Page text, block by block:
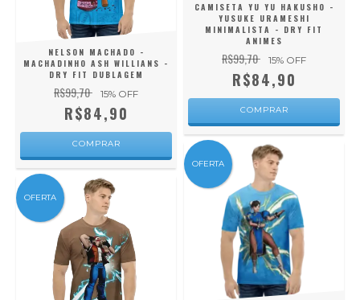
NELSON MACHADO -
MACHADINHO ASH WILLIANS -
DRY FIT DUBLAGEM
R$99,70 15% OFF
R$84,90
COMPRAR
CAMISETA YU YU HAKUSHO -
YUSUKE URAMESHI
MINIMALISTA - DRY FIT
ANIMES
R$99,70 15% OFF
R$84,90
COMPRAR
OFERTA
OFERTA